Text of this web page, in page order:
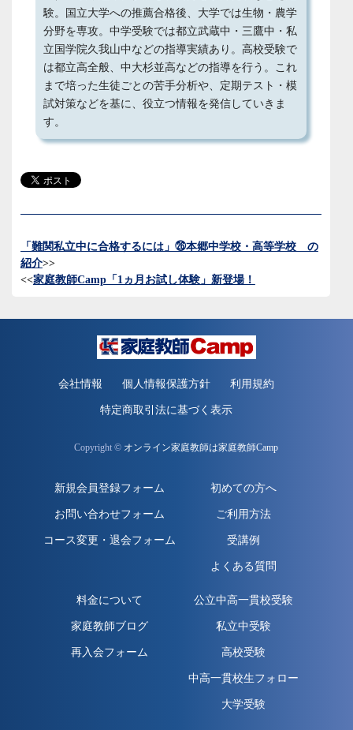
験。国立大学への推薦合格後、大学では生物・農学
分野を専攻。中学受験では都立武蔵中・三鷹中・私
立国学院久我山中などの指導実績あり。高校受験で
は都立高全般、中大杉並高などの指導を行う。これ
まで培った生徒ごとの苦手分析や、定期テスト・模
試対策などを基に、役立つ情報を発信していきま
す。
「難関私立中に合格するには」㉖本郷中学校・高等学校 の
紹介>>
<<家庭教師Camp「1ヵ月お試し体験」新登場！
会社情報 個人情報保護方針 利用規約
特定商取引法に基づく表示
Copyright © オンライン家庭教師は家庭教師Camp
新規会員登録フォーム
お問い合わせフォーム
コース変更・退会フォーム
初めての方へ
ご利用方法
受講例
よくある質問
料金について
家庭教師ブログ
再入会フォーム
公立中高一貫校受験
私立中受験
高校受験
中高一貫校生フォロー
大学受験